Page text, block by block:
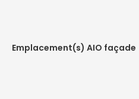
Emplacement(s) AIO façade